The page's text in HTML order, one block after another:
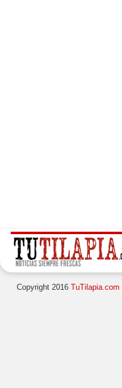
Copyright 2016 TuTilapia.com